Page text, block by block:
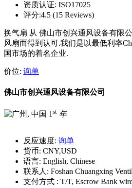
资质认证: ISO17025
评分:4.5 (15 Reviews)
换气扇 从 佛山市创兴通风设备有限
风扇而得到认可.我们是以最低利率
国市场的着名企业.
价位: 询单
佛山市创兴通风设备有限公司
1 st 年
反应速度: 询单
货币: CNY,USD
语言: English, Chinese
联系人: Foshan Chuangxing
支付方式 : T/T, Escrow Bank